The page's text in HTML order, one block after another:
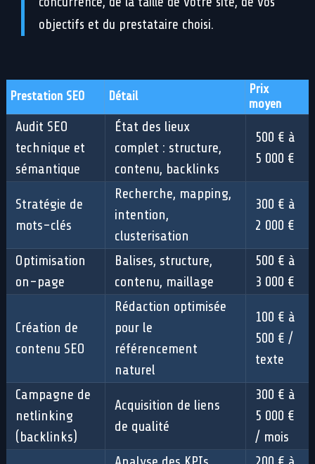
objectifs et du prestataire choisi.
Prestation SEO Détail
Prix
moyen
Audit SEO
technique et
sémantique
État des lieux
complet : structure,
contenu, backlinks
500 € à
5 000 €
Stratégie de
mots-clés
Recherche, mapping,
intention,
clusterisation
300 € à
2 000 €
Optimisation
on-page
Balises, structure,
contenu, maillage
500 € à
3 000 €
Création de
contenu SEO
Rédaction optimisée
pour le
référencement
naturel
100 € à
500 € /
texte
Campagne de
netlinking
(backlinks)
Acquisition de liens
de qualité
300 € à
5 000 €
/ mois